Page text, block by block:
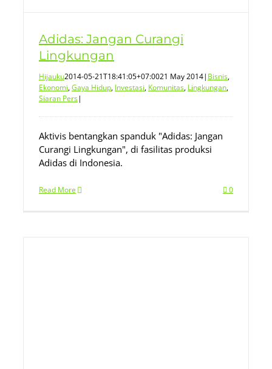
Adidas: Jangan Curangi
Lingkungan
Hijauku2014-05-21T18:41:05+07:0021 May 2014| Bisnis,
Ekonomi,Gaya Hidup, Investasi, Komunitas, Lingkungan,
Siaran Pers|
Aktivis bentangkan spanduk "Adidas: Jangan
Curangi Lingkungan", di fasilitas produksi
Adidas di Indonesia.
Read More 0